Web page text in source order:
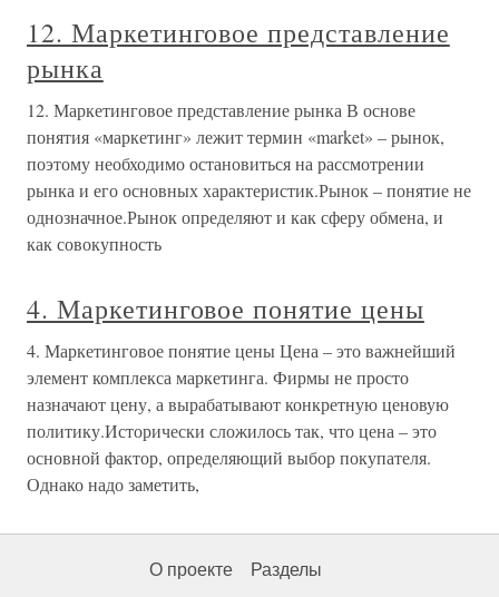
12. Маркетинговое представление
рынка
12. Маркетинговое представление рынка В основе
понятия «маркетинг» лежит термин «market» – рынок,
поэтому необходимо остановиться на рассмотрении
рынка и его основных характеристик.Рынок – понятие не
однозначное.Рынок определяют и как сферу обмена, и
как совокупность
4. Маркетинговое понятие цены
4. Маркетинговое понятие цены Цена – это важнейший
элемент комплекса маркетинга. Фирмы не просто
назначают цену, а вырабатывают конкретную ценовую
политику.Исторически сложилось так, что цена – это
основной фактор, определяющий выбор покупателя.
Однако надо заметить,
О проекте Разделы